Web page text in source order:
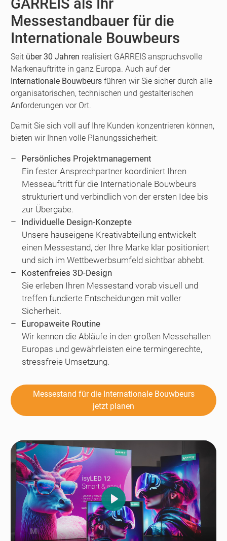
GARREIS als Ihr
Messestandbauer für die
Internationale Bouwbeurs
Seit über 30 Jahren realisiert GARREIS anspruchsvolle
Markenauftritte in ganz Europa. Auch auf der
Internationale Bouwbeurs führen wir Sie sicher durch alle
organisatorischen, technischen und gestalterischen
Anforderungen vor Ort.
Damit Sie sich voll auf Ihre Kunden konzentrieren können,
bieten wir Ihnen volle Planungssicherheit:
Persönliches Projektmanagement
Ein fester Ansprechpartner koordiniert Ihren
Messeauftritt für die Internationale Bouwbeurs
strukturiert und verbindlich von der ersten Idee bis
zur Übergabe.
Individuelle Design-Konzepte
Unsere hauseigene Kreativabteilung entwickelt
einen Messestand, der Ihre Marke klar positioniert
und sich im Wettbewerbsumfeld sichtbar abhebt.
Kostenfreies 3D-Design
Sie erleben Ihren Messestand vorab visuell und
treffen fundierte Entscheidungen mit voller
Sicherheit.
Europaweite Routine
Wir kennen die Abläufe in den großen Messehallen
Europas und gewährleisten eine termingerechte,
stressfreie Umsetzung.
Messestand für die Internationale Bouwbeurs
jetzt planen
Play